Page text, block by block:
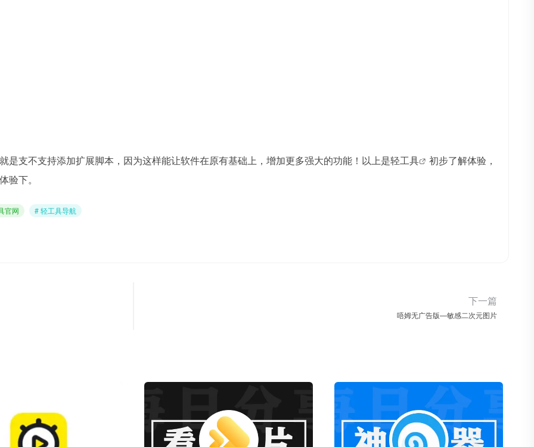
是支不支持添加扩展脚本，因为这样能让软件在原有基础上，增加更多强大的功能！以上是轻工具
初步了解体验，
验下。
官网 # 轻工具导航
下一篇
唔姆无广告版—敏感二次元图片